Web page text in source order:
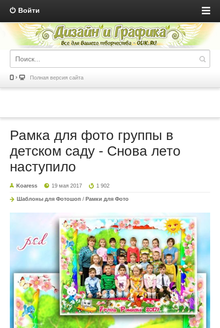
Войти
Полная версия сайта
Рамка для фото группы в
детском саду - Снова лето
наступило
Koaress 19 мая 2017 1 902
Шаблоны для Фотошоп / Рамки для Фото